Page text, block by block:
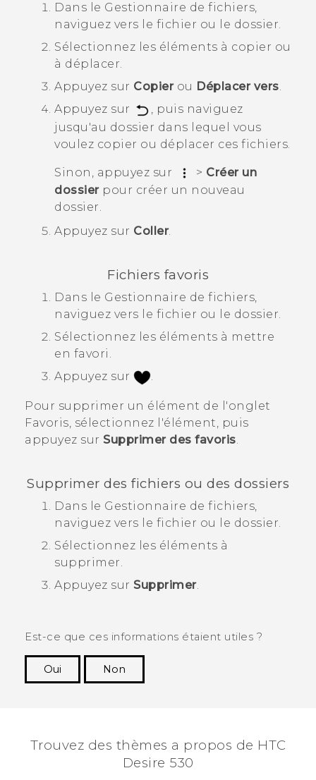
Dans le Gestionnaire de fichiers,
naviguez vers le fichier ou le dossier.
Sélectionnez les éléments à copier ou
à déplacer.
Appuyez sur Copierou Déplacer vers.
Appuyez sur
, puis naviguez
jusqu'au dossier dans lequel vous
voulez copier ou déplacer ces fichiers.
Sinon, appuyez sur > Créer un
dossierpour créer un nouveau
dossier.
Appuyez sur Coller.
Fichiers favoris
Dans le Gestionnaire de fichiers,
naviguez vers le fichier ou le dossier.
Sélectionnez les éléments à mettre
en favori.
Appuyez sur
.
Pour supprimer un élément de l'onglet
Favoris , sélectionnez l'élément, puis
appuyez sur Supprimer des favoris
Supprimer des fichiers ou des dossiers
Dans le Gestionnaire de fichiers,
naviguez vers le fichier ou le dossier.
Sélectionnez les éléments à
supprimer.
Appuyez sur Supprimer.
Est-ce que ces informations étaient utiles ?
Oui
Non
Trouvez des thèmes a propos de HTC
Desire 530